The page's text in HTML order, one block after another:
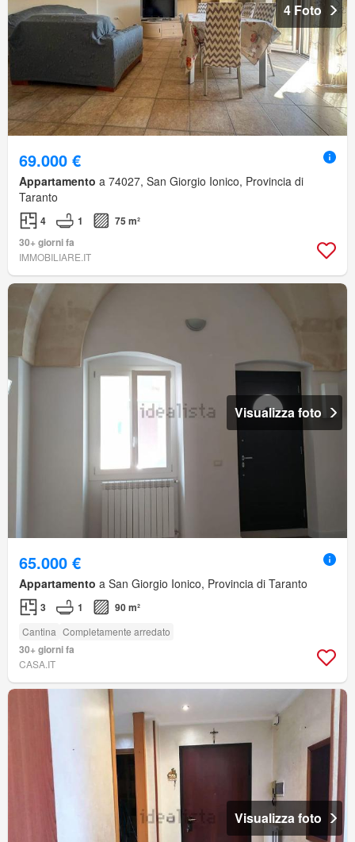
4 Foto
69.000 €
Appartamento a 74027, San Giorgio Ionico, Provincia di
Taranto
4 1
75 m²
30+ giorni fa
IMMOBILIARE.IT
Visualizza foto
65.000 €
Appartamento a San Giorgio Ionico, Provincia di Taranto
3 1 90 m²
Cantina Completamente arredato
30+ giorni fa
CASA.IT
Visualizza foto